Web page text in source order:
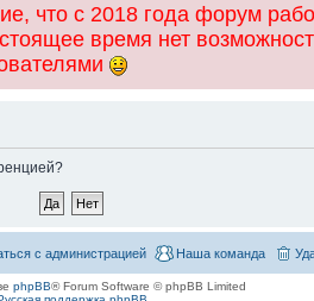
что с 2018 года форум
время нет
Наша команда
с администрацией
phpBB® Forum Software © phpBB Limited